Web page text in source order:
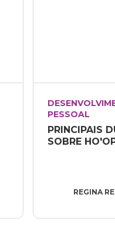
PESSOAL
PRINCIPAIS
SOBRE
REGINA